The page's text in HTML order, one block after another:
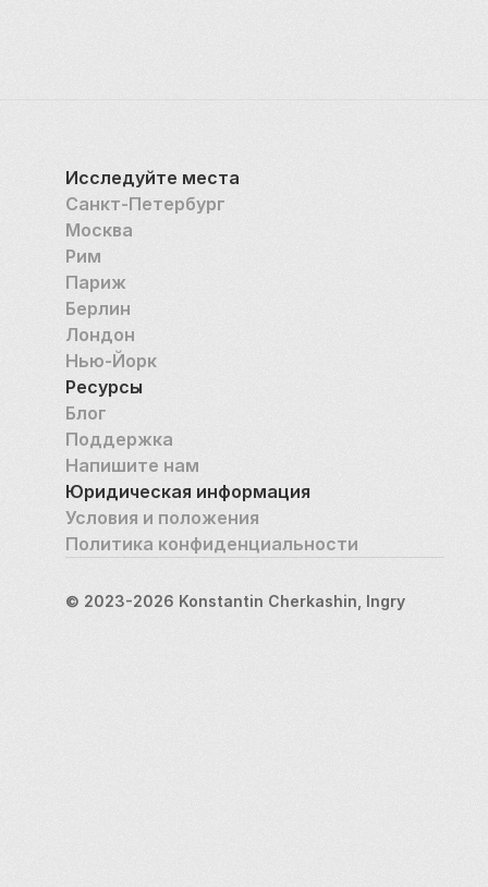
Исследуйте места
Санкт-Петербург
Москва
Рим
Париж
Берлин
Лондон
Нью-Йорк
Ресурсы
Блог
Поддержка
Напишите нам
Юридическая информация
Условия и положения
Политика конфиденциальности
© 2023-2026 Konstantin Cherkashin, Ingry